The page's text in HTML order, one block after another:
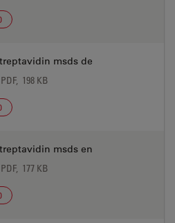
msds de
PDF, 198 KB
msds en
PDF, 177 KB